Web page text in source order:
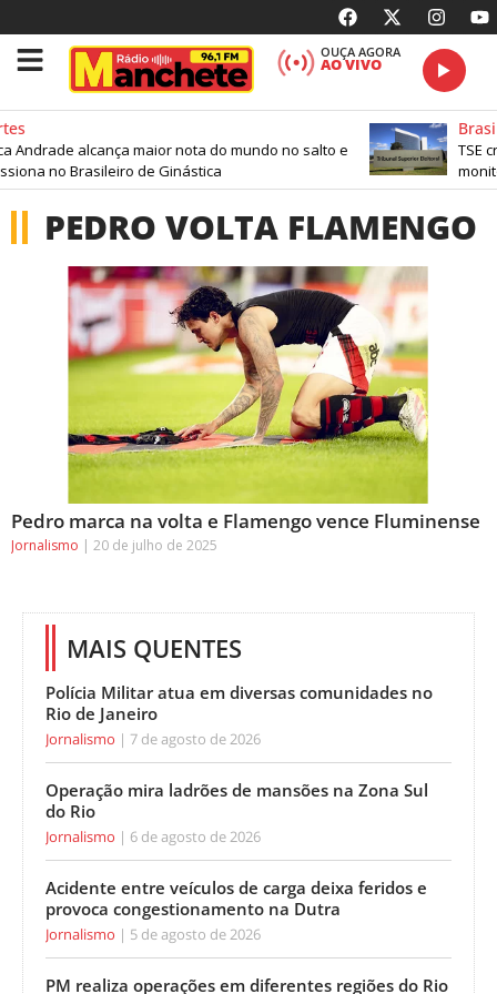
OUÇA AGORA
AO VIVO
Andrade alcança maior nota do mundo no salto e
no Brasileiro de Ginástica
Brasil
TSE
PEDRO VOLTA FLAMENGO
Pedro marca na volta e Flamengo vence Fluminense
Jornalismo 20 de julho de 2025
MAIS QUENTES
Polícia Militar atua em diversas comunidades no
Rio de Janeiro
Jornalismo 7 de agosto de 2026
Operação mira ladrões de mansões na Zona Sul
do Rio
Jornalismo 6 de agosto de 2026
Acidente entre veículos de carga deixa feridos e
provoca congestionamento na Dutra
Jornalismo 5 de agosto de 2026
PM realiza operações em diferentes regiões do Rio